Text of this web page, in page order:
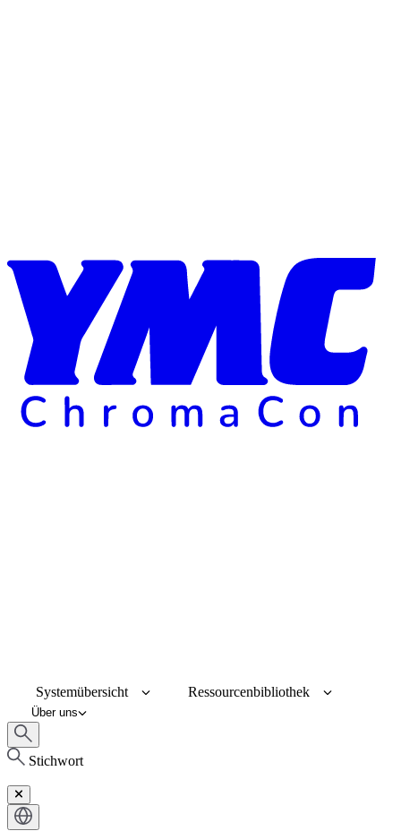
Systemübersicht Ressourcenbibliothek
Über uns
Stichwort